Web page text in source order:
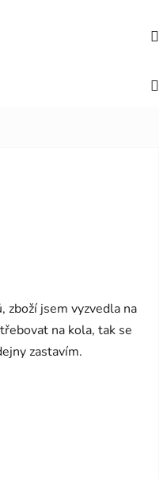
zboží jsem vyzvedla na
na kola, tak se
zastavím.